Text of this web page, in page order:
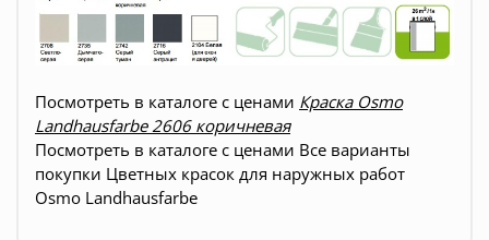
Посмотреть в каталоге с ценами Краска Osmo
Landhausfarbe 2606 коричневая
Посмотреть в каталоге с ценами Все варианты
покупки Цветных красок для наружных работ
Osmo Landhausfarbe